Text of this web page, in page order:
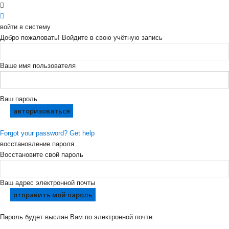
войти в систему
Добро пожаловать! Войдите в свою учётную запись
Ваше имя пользователя
Ваш пароль
Forgot your password? Get help
восстановление пароля
Восстановите свой пароль
Ваш адрес электронной почты
Пароль будет выслан Вам по электронной почте.